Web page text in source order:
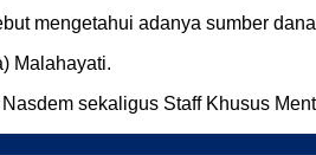
mengetahui adanya sumber
Malahayati.
sekaligus Staff Khusus